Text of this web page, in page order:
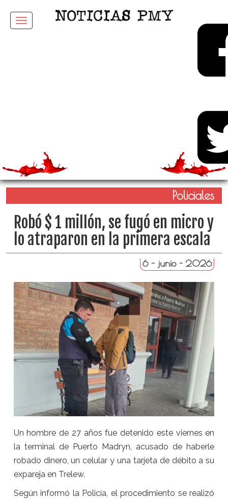
Menu
Policiales
Robó $ 1 millón, se fugó en micro y
lo atraparon en la primera escala
6 - junio - 2026
Un hombre de 27 años fue detenido este viernes en
la terminal de Puerto Madryn, acusado de haberle
robado dinero, un celular y una tarjeta de débito a su
expareja en Trelew.
Según informó la Policía, el procedimiento se realizó